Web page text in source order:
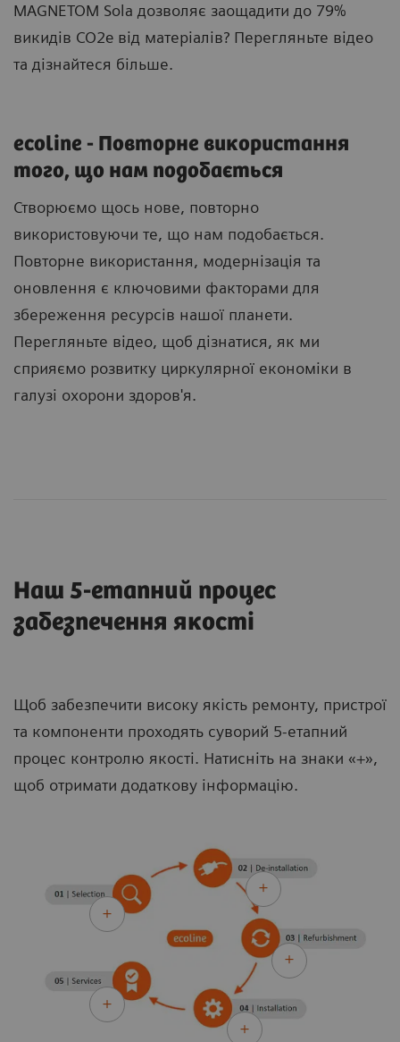
MAGNETOM Sola дозволяє заощадити до 79%
викидів CO2e від матеріалів? Перегляньте відео
та дізнайтеся більше.
ecoline - Повторне використання
того, що нам подобається
Створюємо щось нове, повторно
використовуючи те, що нам подобається.
Повторне використання, модернізація та
оновлення є ключовими факторами для
збереження ресурсів нашої планети.
Перегляньте відео, щоб дізнатися, як ми
сприяємо розвитку циркулярної економіки в
галузі охорони здоров'я.
Наш 5-етапний процес
забезпечення якості
Щоб забезпечити високу якість ремонту, пристрої
та компоненти проходять суворий 5-етапний
процес контролю якості. Натисніть на знаки «+»,
щоб отримати додаткову інформацію.